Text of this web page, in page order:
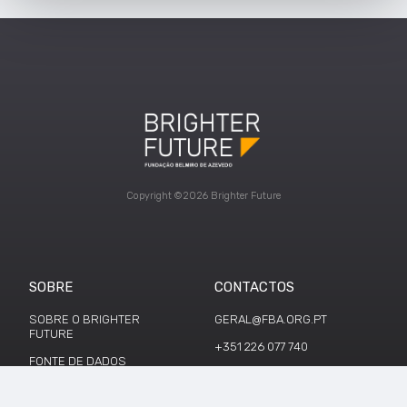
Copyright ©2026 Brighter Future
SOBRE
SOBRE O BRIGHTER
FUTURE
FONTE DE DADOS
CONTACTOS
GERAL@FBA.ORG.PT
+351 226 077 740